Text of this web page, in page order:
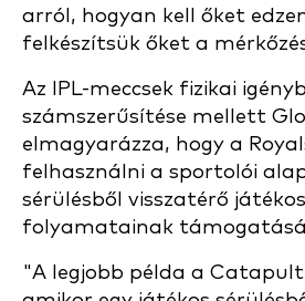
arról, hogyan kell őket
felkészítsük őket a
Az IPL-meccsek fizikai
számszerűsítése mellett
elmagyarázza, hogy a
felhasználni a sportolói
sérülésből visszatérő
folyamatainak
"A legjobb példa a